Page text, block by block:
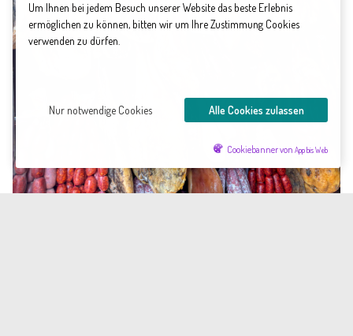
Um Ihnen bei jedem Besuch unserer Website das beste Erlebnis
ermöglichen zu können, bitten wir um Ihre Zustimmung Cookies
verwenden zu dürfen.
Nur notwendige Cookies Alle Cookies zulassen
Cookiebanner von App bis Web